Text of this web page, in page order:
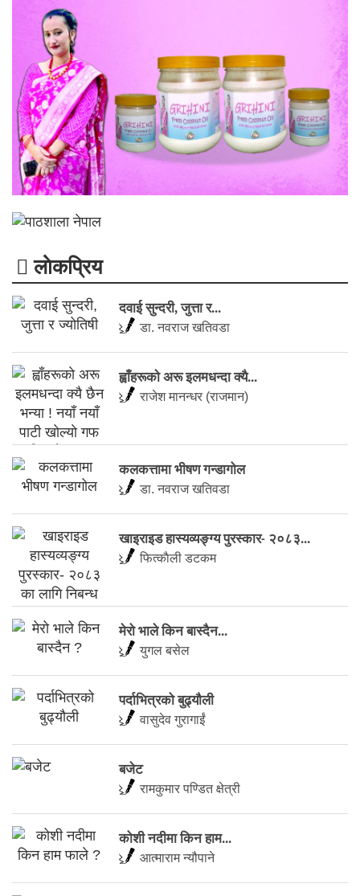
लाेकप्रिय
दवाई सुन्दरी, जुत्ता र...
डा. नवराज खतिवडा
ह्वाँहरूकाे अरू इलमधन्दा क्यै...
राजेश मानन्धर (राजमान)
कलकत्तामा भीषण गन्डागोल
डा. नवराज खतिवडा
खाइराइड हास्यव्यङ्ग्य पुरस्कार- २०८३...
फित्काैली डटकम
मेरो भाले किन बास्दैन...
युगल बसेल
पर्दाभित्रको बुढ्यौली
वासुदेव गुरागाईं
बजेट
रामकुमार पण्डित क्षेत्री
कोशी नदीमा किन हाम...
आत्माराम न्यौपाने